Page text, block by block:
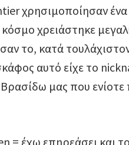
χρησιμοποίησαν
κόσμο χρειάστηκε
το, κατά
αυτό είχε το
μας που
= έχω επηρεάσει και